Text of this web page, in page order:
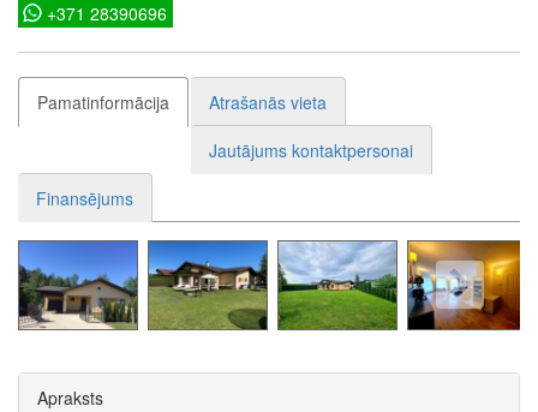
+371 28390696
Pamatinformācija
Atrašanās vieta
Jautājums kontaktpersonai
Finansējums
Apraksts